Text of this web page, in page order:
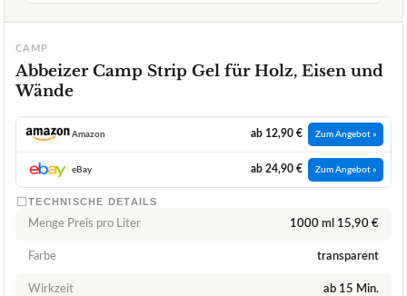
CAMP
Abbeizer Camp Strip Gel für Holz, Eisen und
Wände
Amazon ab 12,90 € Zum Angebot »
eBay ab 24,90 € Zum Angebot »
TECHNISCHE DETAILS
Menge Preis pro Liter 1000 ml 15,90 €
Farbe transparent
Wirkzeit ab 15 Min.